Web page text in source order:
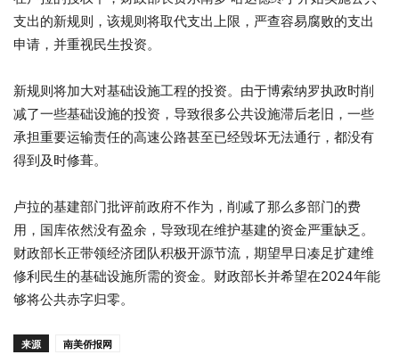
支出的新规则，该规则将取代支出上限，严查容易腐败的支出
申请，并重视民生投资。
新规则将加大对基础设施工程的投资。由于博索纳罗执政时削
减了一些基础设施的投资，导致很多公共设施滞后老旧，一些
承担重要运输责任的高速公路甚至已经毁坏无法通行，都没有
得到及时修葺。
卢拉的基建部门批评前政府不作为，削减了那么多部门的费
用，国库依然没有盈余，导致现在维护基建的资金严重缺乏。
财政部长正带领经济团队积极开源节流，期望早日凑足扩建维
修利民生的基础设施所需的资金。财政部长并希望在2024年能
够将公共赤字归零。
来源 南美侨报网